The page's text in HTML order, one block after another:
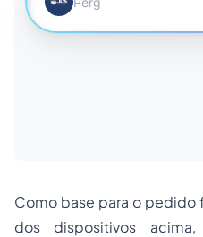
Como base para o pedido
dos dispositivos